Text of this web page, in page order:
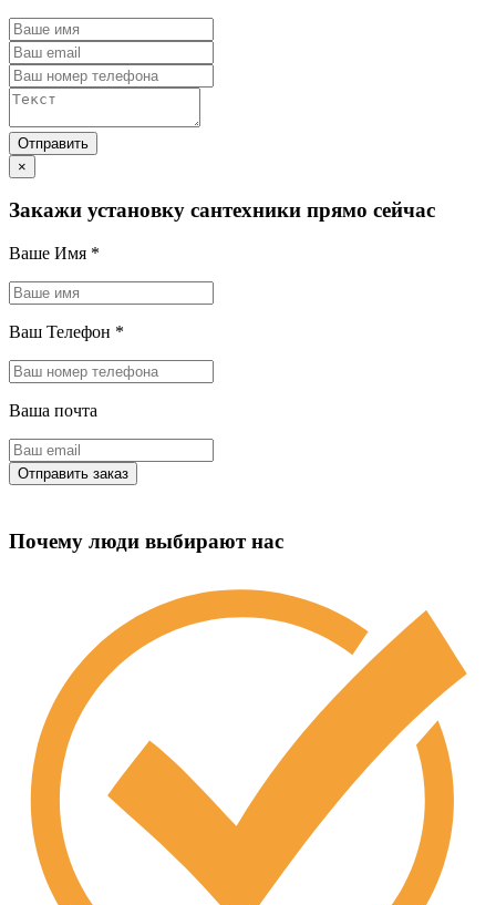
×
Закажи установку сантехники прямо сейчас
Ваше Имя *
Ваш Телефон *
Ваша почта
Почему люди выбирают нас